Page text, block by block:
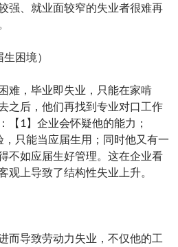
强、就业面较窄的失业者很难再
困境）
难，毕业即失业，只能在家啃
之后，他们再找到专业对口工作
【1】企业会怀疑他的能力；
，只能当应届生用；同时他又有一
不如应届生好管理。这在企业看
观上导致了结构性失业上升。
而导致劳动力失业，不仅他的工